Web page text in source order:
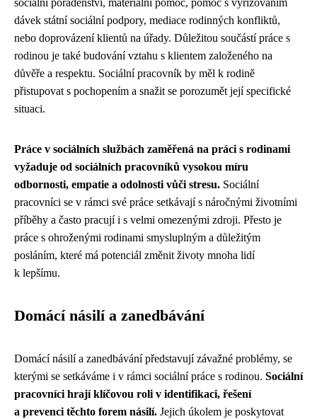
sociální poradenství, materiální pomoc, pomoc s vyřizováním
dávek státní sociální podpory, mediace rodinných konfliktů,
nebo doprovázení klientů na úřady. Důležitou součástí práce s
rodinou je také budování vztahu s klientem založeného na
důvěře a respektu. Sociální pracovník by měl k rodině
přistupovat s pochopením a snažit se porozumět její specifické
situaci.
Práce v sociálních službách zaměřená na práci s rodinami
vyžaduje od sociálních pracovníků vysokou míru
odbornosti, empatie a odolnosti vůči stresu. Sociální
pracovníci se v rámci své práce setkávají s náročnými životními
příběhy a často pracují i s velmi omezenými zdroji. Přesto je
práce s ohroženými rodinami smysluplným a důležitým
posláním, které má potenciál změnit životy mnoha lidí
k lepšímu.
Domácí násilí a zanedbávání
Domácí násilí a zanedbávání představují závažné problémy, se
kterými se setkáváme i v rámci sociální práce s rodinou. Sociální
pracovníci hrají klíčovou roli v identifikaci, řešení
a prevenci těchto forem násilí. Jejich úkolem je poskytovat